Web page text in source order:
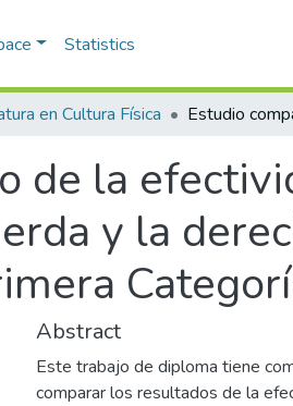
Statistics
en Cultura Física
de la
y la
Abstract
Este trabajo de diploma tiene
comparar los resultados de la